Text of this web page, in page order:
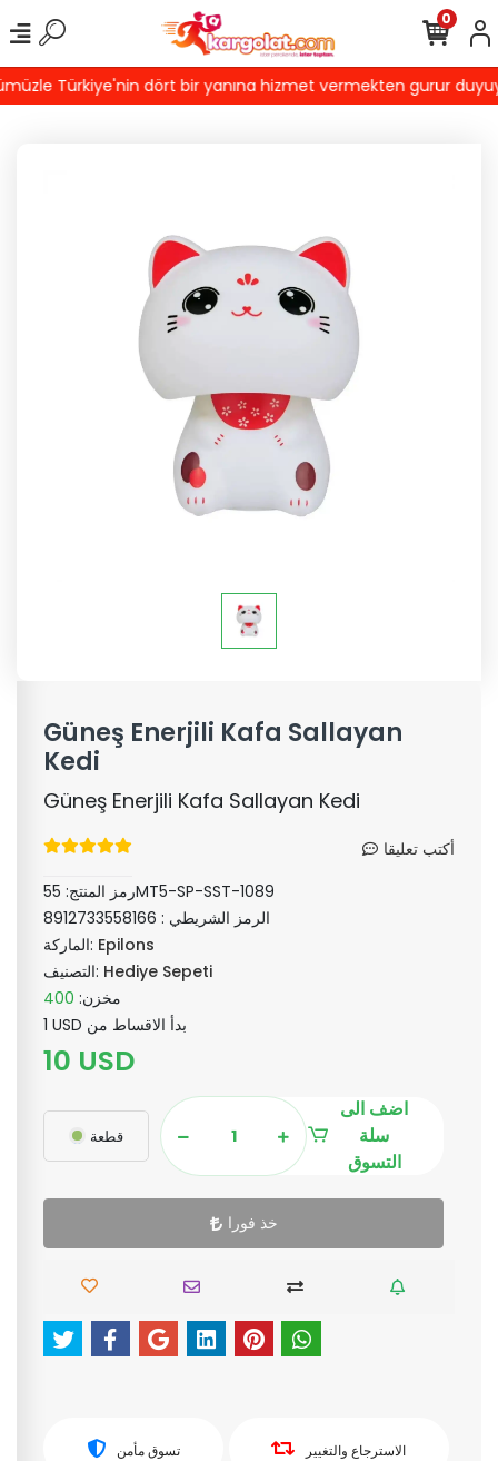
Türkiye'nin dört bir yanına hizmet vermekten gurur
0
Güneş Enerjili Kafa Sallayan
Kedi
Güneş Enerjili Kafa Sallayan Kedi
أكتب تعليقا
رمز المنتج:55MT5-SP-SST-1089
الرمز الشريطي : 8912733558166
الماركة: Epilons
التصنيف: Hediye Sepeti
مخزن: 400
1 USD بدأ الاقساط من
10 USD
قطعة
اضف الى
سلة
التسوق
خذ فورا
تسوق مأمن الاسترجاع والتغيير